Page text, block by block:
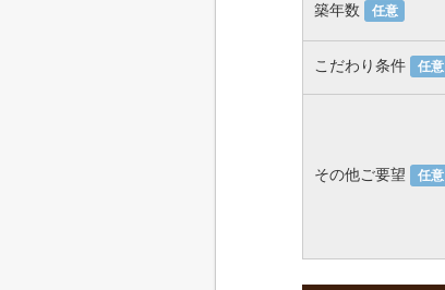
築年数 任意
こだわり条件 任意
その他ご要望 任意